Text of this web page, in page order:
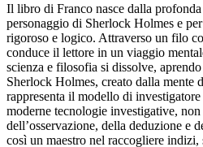
Il libro di Franco nasce dalla
personaggio di Sherlock Holmes e
rigoroso e logico. Attraverso un filo
conduce il lettore in un viaggio
scienza e filosofia si dissolve,
Sherlock Holmes, creato dalla
rappresenta il modello di
moderne tecnologie investigative,
dell’osservazione, della deduzione e
così un maestro nel raccogliere indizi,